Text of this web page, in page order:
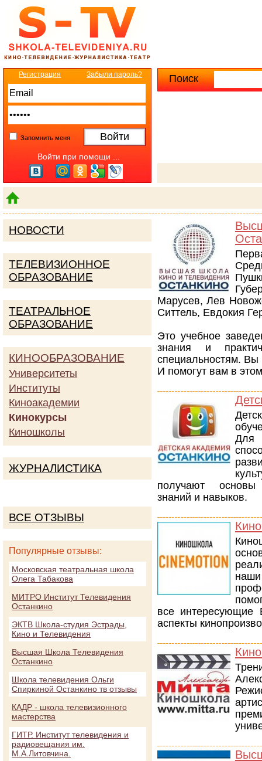
Поиск
Регистрация Забыли пароль?
Запомнить меня
Войти при помощи ...
Марусев, Лев
Ситтель, Евдокия
Это учебное
знания и
специальностям. Вы
И помогут вам в
Для
получают основы
знаний и навыков.
все интересующие
аспекты
НОВОСТИ
ТЕЛЕВИЗИОННОЕ
ОБРАЗОВАНИЕ
ТЕАТРАЛЬНОЕ
ОБРАЗОВАНИЕ
КИНООБРАЗОВАНИЕ
Университеты
Институты
Киноакадемии
Кинокурсы
Киношколы
ЖУРНАЛИСТИКА
ВСЕ ОТЗЫВЫ
Популярные отзывы:
Московская театральная школа
Олега Табакова
МИТРО Институт Телевидения
Останкино
ЭКТВ Школа-студия Эстрады,
Кино и Телевидения
Высшая Школа Телевидения
Останкино
Школа телевидения Ольги
Спиркиной Останкино тв отзывы
КАДР - школа телевизионного
мастерства
ГИТР. Институт телевидения и
радиовещания им.
М.А.Литовчина.